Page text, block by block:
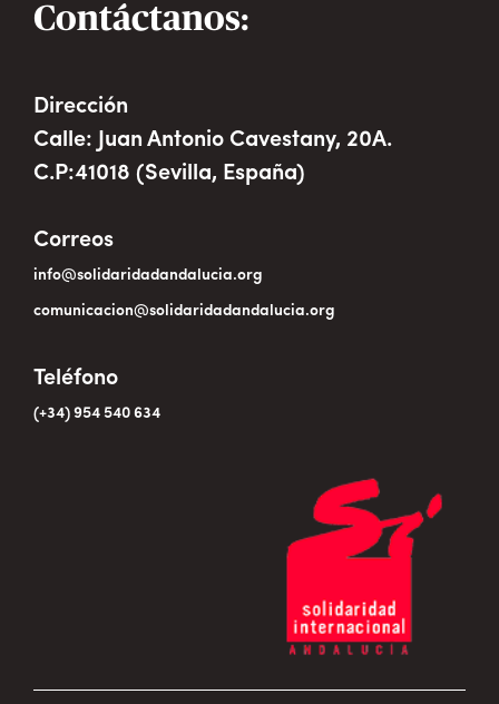
Contáctanos:
Dirección
Calle: Juan Antonio Cavestany, 20A.
C.P:41018 (Sevilla, España)
Correos
info@solidaridadandalucia.org
comunicacion@solidaridadandalucia.org
Teléfono
(+34) 954 540 634